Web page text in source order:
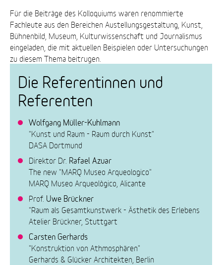
Für die Beiträge des Kolloquiums waren renommierte
Fachleute aus den Bereichen Austellungsgestaltung, Kunst,
Bühnenbild, Museum, Kulturwissenschaft und Journalismus
eingeladen, die mit aktuellen Beispielen oder Untersuchungen
zu diesem Thema beitrugen.
Die Referentinnen und
Referenten
Wolfgang Müller-Kuhlmann
"Kunst und Raum - Raum durch Kunst"
DASA Dortmund
Direktor Dr. Rafael Azuar
The new "MARQ Museo Arqueologico"
MARQ Museo Arqueològico, Alicante
Prof. Uwe Brückner
"Raum als Gesamtkunstwerk - Ästhetik des Erlebens
Atelier Brückner, Stuttgart
Carsten Gerhards
"Konstruktion von Athmosphären"
Gerhards & Glücker Architekten, Berlin